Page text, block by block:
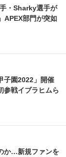
・Sharky選手が
部門が突如
子園2022」開催
参戦イブラヒムら
か…新規ファンを